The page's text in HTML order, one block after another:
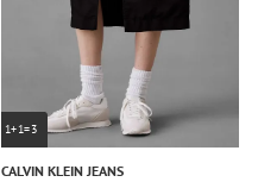
1+1=3
CALVIN KLEIN JEANS